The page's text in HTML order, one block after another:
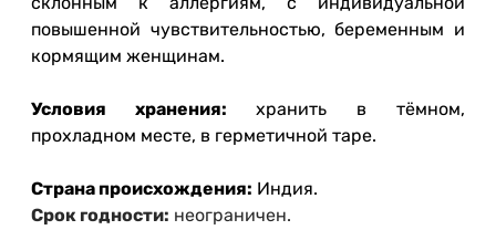
повышенной чувствительностью, беременным и
кормящим женщинам.
Условия хранения: хранить в тёмном,
прохладном месте, в герметичной таре.
Страна происхождения: Индия.
Срок годности: неограничен.